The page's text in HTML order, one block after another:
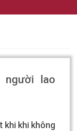
người lao
khi khi không